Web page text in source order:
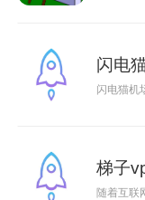
闪电
闪电猫机
梯子
随着互联